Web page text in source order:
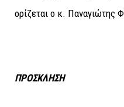
ορίζεται ο κ. Παναγιώτης
ΠΡΟΣΚΛΗΣΗ